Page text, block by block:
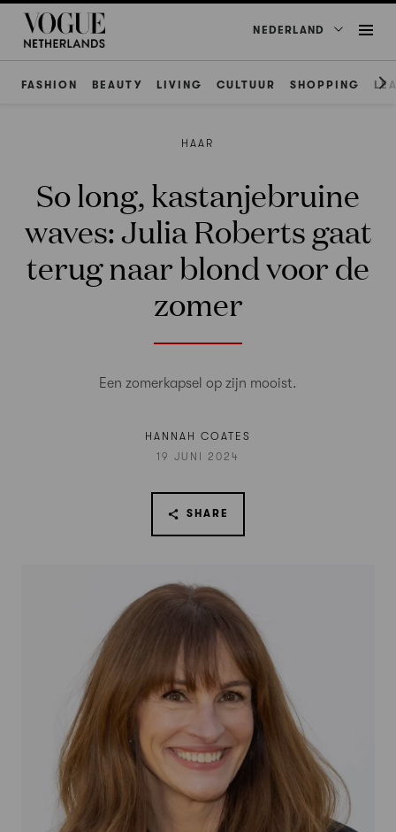
NEDERLAND
FASHION BEAUTY LIVING CULTUUR SHOPPING
HAAR
So long, kastanjebruine
waves: Julia Roberts gaat
terug naar blond voor de
zomer
Een zomerkapsel op zijn mooist.
HANNAH COATES
19 JUNI 2024
SHARE